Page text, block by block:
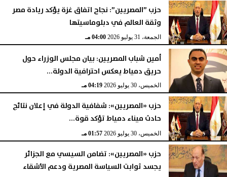
حزب ”المصريين”: نجاح اتفاق غزة يؤكد ريادة مصر
وثقة العالم في دبلوماسيتها
الجمعة، 31 يوليو 2026 04:00 مـ
أمين شباب المصريين: بيان مجلس الوزراء حول
حريق دمياط يعكس احترافية الدولة...
الخميس، 30 يوليو 2026 04:19 مـ
حزب «المصريين»: شفافية الدولة في إعلان نتائج
حادث ميناء دمياط تؤكد قوة...
الخميس، 30 يوليو 2026 01:57 مـ
حزب «المصريين»: تضامن السيسي مع الجزائر
يجسد ثوابت السياسة المصرية ودعم الأشقاء